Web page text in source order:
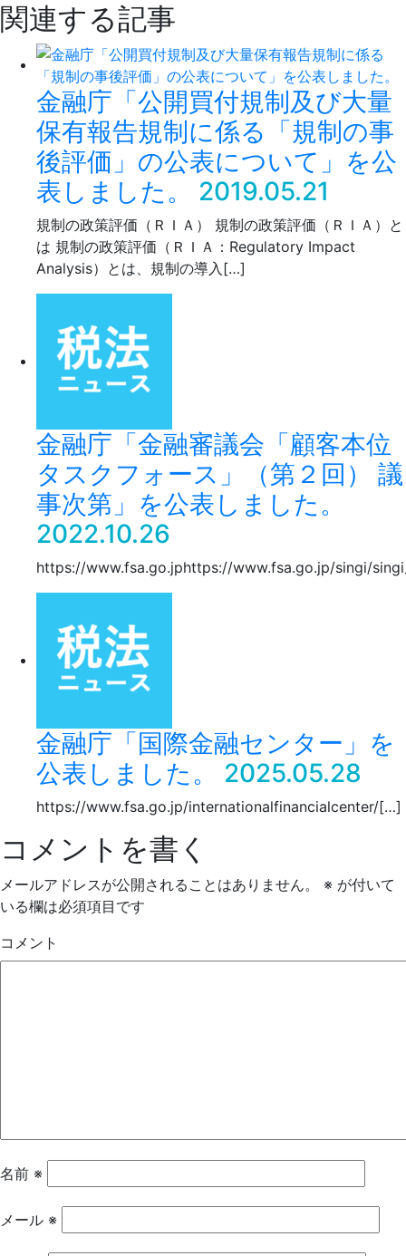
関連する記事
金融庁「公開買付規制及び大量
保有報告規制に係る「規制の事
後評価」の公表について」を公
表しました。
2019.05.21
規制の政策評価（ＲＩＡ） 規制の政策評価（ＲＩＡ）と
は 規制の政策評価（ＲＩＡ：Regulatory Impact
Analysis）とは、規制の導入[…]
金融庁「金融審議会「顧客本位
タスクフォース」（第２回） 議
事次第」を公表しました。
2022.10.26
https://www.fsa.go.jphttps://www.fsa.go.jp/singi/
金融庁「国際金融センター」を
公表しました。
2025.05.28
https://www.fsa.go.jp/internationalfinancialcenter/[…]
コメントを書く
メールアドレスが公開されることはありません。 ※ が付いて
いる欄は必須項目です
コメント
名前 ※
メール ※